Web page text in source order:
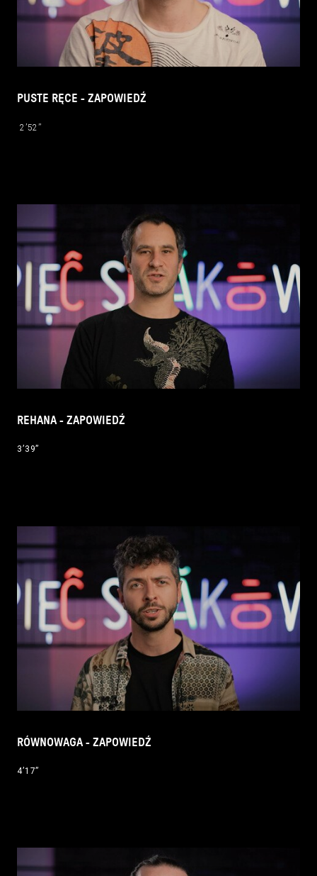
PUSTE RĘCE - ZAPOWIEDŹ
2’52’’
REHANA - ZAPOWIEDŹ
3’39’’
RÓWNOWAGA - ZAPOWIEDŹ
4’17’’